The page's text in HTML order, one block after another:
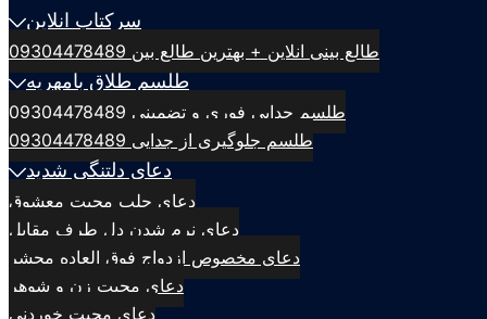
سرکتاب انلاین
طالع بینی انلاین + بهترین طالع بین 09304478489
طلسم طلاق بامهریه
طلسم جدایی فوری و تضمینی 09304478489
طلسم جلوگیری از جدایی 09304478489
دعای دلتنگی شدید
دعای جلب محبت معشوق
دعای نرم شدن دل طرف مقابل
دعای مخصوص ازدواج فوق العاده محشر
دعای محبت زن و شوهر
دعای محبت خوردنی